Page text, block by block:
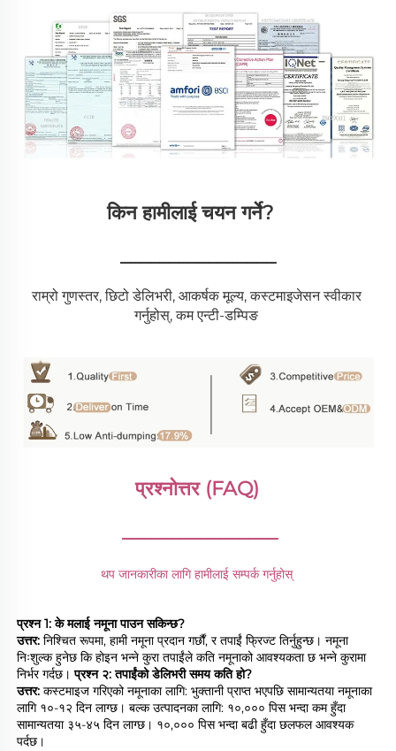
किन हामीलाई चयन गर्ने?
________________
राम्रो गुणस्तर, छिटो डेलिभरी, आकर्षक मूल्य, कस्टमाइजेसन स्वीकार
गर्नुहोस्, कम एन्टी-डम्पिङ
प्रश्नोत्तर (FAQ)
________________
थप जानकारीका लागि हामीलाई सम्पर्क गर्नुहोस्
प्रश्न 1: के मलाई नमूना पाउन सकिन्छ?
उत्तर: निश्चित रूपमा, हामी नमूना प्रदान गर्छौं, र तपाईं फ्रिज्ट तिर्नुहुन्छ। नमूना
निःशुल्क हुनेछ कि होइन भन्ने कुरा तपाईंले कति नमूनाको आवश्यकता छ भन्ने कुरामा
निर्भर गर्दछ। प्रश्न २: तपाईंको डेलिभरी समय कति हो?
उत्तर: कस्टमाइज गरिएको नमूनाका लागि: भुक्तानी प्राप्त भएपछि सामान्यतया नमूनाका
लागि १०-१२ दिन लाग्छ। बल्क उत्पादनका लागि: १०,००० पिस भन्दा कम हुँदा
सामान्यतया ३५-४५ दिन लाग्छ। १०,००० पिस भन्दा बढी हुँदा छलफल आवश्यक
पर्दछ।